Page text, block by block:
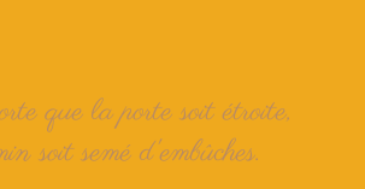
que la porte soit étroite,
soit semé d'embûches.